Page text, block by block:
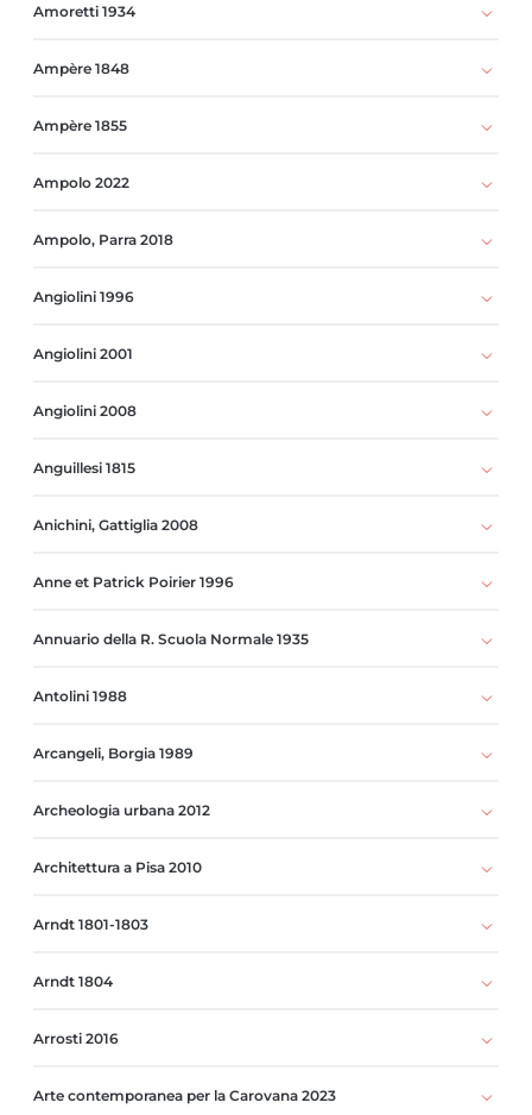
Amoretti 1934
Ampère 1848
Ampère 1855
Ampolo 2022
Ampolo, Parra 2018
Angiolini 1996
Angiolini 2001
Angiolini 2008
Anguillesi 1815
Anichini, Gattiglia 2008
Anne et Patrick Poirier 1996
Annuario della R. Scuola Normale 1935
Antolini 1988
Arcangeli, Borgia 1989
Archeologia urbana 2012
Architettura a Pisa 2010
Arndt 1801-1803
Arndt 1804
Arrosti 2016
Arte contemporanea per la Carovana 2023